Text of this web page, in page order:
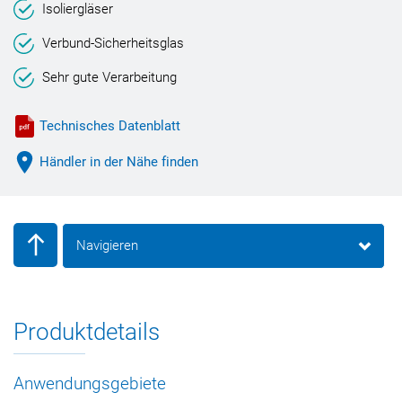
Isoliergläser
Verbund-Sicherheitsglas
Sehr gute Verarbeitung
Technisches Datenblatt
Händler in der Nähe finden
Navigieren
Produktdetails
Anwendungsgebiete